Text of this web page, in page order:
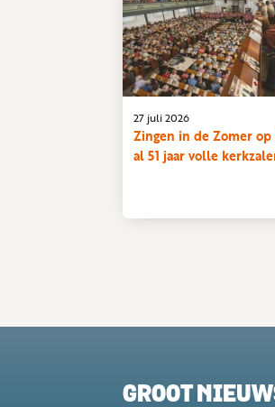
Zingen in de Zomer
al 51 jaar volle
27 juli 2026
GROOT